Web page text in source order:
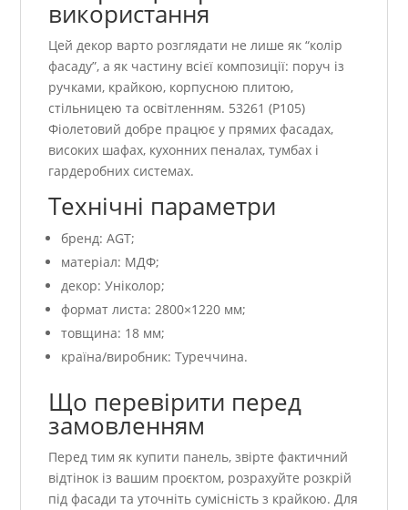
використання
Цей декор варто розглядати не лише як “колір
фасаду”, а як частину всієї композиції: поруч із
ручками, крайкою, корпусною плитою,
стільницею та освітленням. 53261 (P105)
Фіолетовий добре працює у прямих фасадах,
високих шафах, кухонних пеналах, тумбах і
гардеробних системах.
Технічні параметри
бренд: AGT;
матеріал: МДФ;
декор: Уніколор;
формат листа: 2800×1220 мм;
товщина: 18 мм;
країна/виробник: Туреччина.
Що перевірити перед
замовленням
Перед тим як купити панель, звірте фактичний
відтінок із вашим проєктом, розрахуйте розкрій
під фасади та уточніть сумісність з крайкою. Для